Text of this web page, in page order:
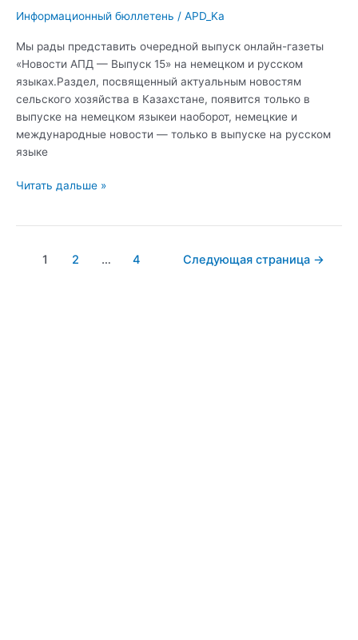
Информационный бюллетень / APD_Ka
Мы рады представить очередной выпуск онлайн-газеты
«Новости АПД — Выпуск 15» на немецком и русском
языках.Раздел, посвященный актуальным новостям
сельского хозяйства в Казахстане, появится только в
выпуске на немецком языкеи наоборот, немецкие и
международные новости — только в выпуске на русском
языке
Читать дальше »
1 2 … 4 Следующая страница →